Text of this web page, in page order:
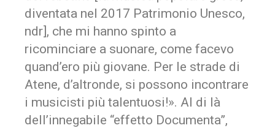
diventata nel 2017 Patrimonio Unesco,
ndr], che mi hanno spinto a
ricominciare a suonare, come facevo
quand’ero più giovane. Per le strade di
Atene, d’altronde, si possono incontrare
i musicisti più talentuosi!». Al di là
dell’innegabile “effetto Documenta”,